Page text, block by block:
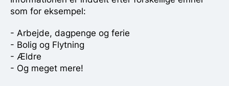
som for eksempel:
- Arbejde, dagpenge og ferie
- Bolig og Flytning
- Ældre
- Og meget mere!